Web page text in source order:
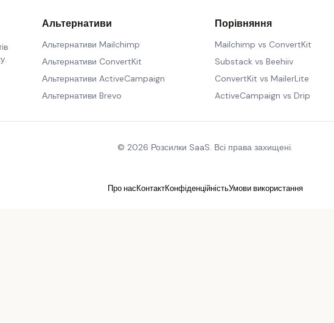
Альтернативи
Альтернативи Mailchimp
Альтернативи ConvertKit
Альтернативи ActiveCampaign
Альтернативи Brevo
Порівняння
Mailchimp vs ConvertKit
Substack vs Beehiiv
ConvertKit vs MailerLite
ActiveCampaign vs Drip
© 2026 Розсилки SaaS. Всі права захищені.
Про насКонтактКонфіденційністьУмови використання